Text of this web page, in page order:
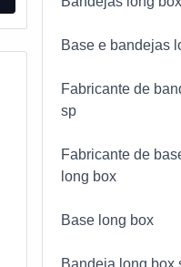
Base e bandejas
Fabricante de
sp
Fabricante de
long box
Base long box
Bandeja long box